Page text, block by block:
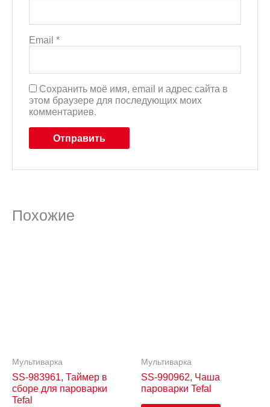
Email*
Сохранить моё имя, email и адрес сайта в
этом браузере для последующих моих
комментариев.
Похожие
Мультиварка
SS-983961, Таймер в
сборе для пароварки
Tefal
Мультиварка
SS-990962, Чаша
пароварки Tefal